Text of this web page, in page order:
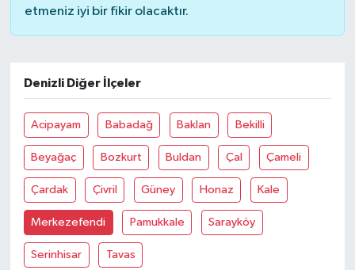
etmeniz iyi bir fikir olacaktır.
Denizli Diğer İlçeler
Acipayam Babadağ Baklan Bekilli
Beyağaç Bozkurt Buldan Çal Çameli
Çardak Çivril Güney Honaz Kale
Merkezefendi Pamukkale Sarayköy
Serinhisar Tavas